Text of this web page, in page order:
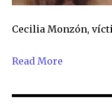
Cecilia Monzón,
Read More